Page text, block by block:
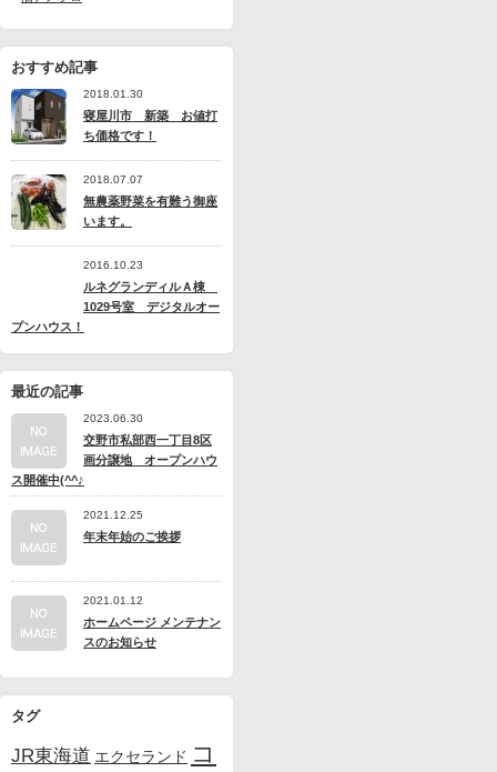
おすすめ記事
2018.01.30
寝屋川市 新築 お値打
ち価格です！
2018.07.07
無農薬野菜を有難う御座
います。
2016.10.23
ルネグランディルＡ棟
1029号室 デジタルオー
プンハウス！
最近の記事
2023.06.30
交野市私部西一丁目8区
画分譲地 オープンハウ
ス開催中(^^♪
2021.12.25
年末年始のご挨拶
2021.01.12
ホームページ メンテナン
スのお知らせ
タグ
JR東海道 エクセランド コ